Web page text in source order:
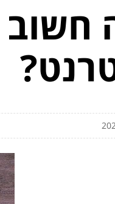
חשוב